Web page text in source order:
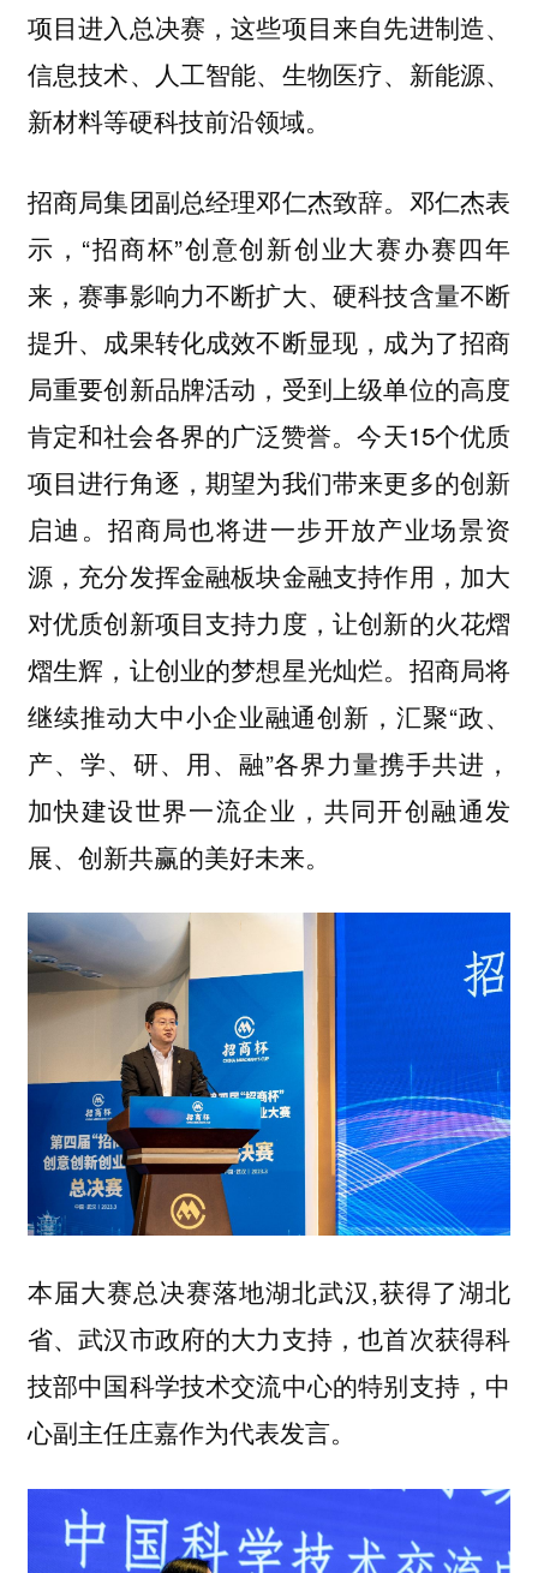
项目进入总决赛，这些项目来自先进制造、
信息技术、人工智能、生物医疗、新能源、
新材料等硬科技前沿领域。
招商局集团副总经理邓仁杰致辞。邓仁杰表
示，“招商杯”创意创新创业大赛办赛四年
来，赛事影响力不断扩大、硬科技含量不断
提升、成果转化成效不断显现，成为了招商
局重要创新品牌活动，受到上级单位的高度
肯定和社会各界的广泛赞誉。今天15个优质
项目进行角逐，期望为我们带来更多的创新
启迪。招商局也将进一步开放产业场景资
源，充分发挥金融板块金融支持作用，加大
对优质创新项目支持力度，让创新的火花熠
熠生辉，让创业的梦想星光灿烂。招商局将
继续推动大中小企业融通创新，汇聚“政、
产、学、研、用、融”各界力量携手共进，
加快建设世界一流企业，共同开创融通发
展、创新共赢的美好未来。
本届大赛总决赛落地湖北武汉,获得了湖北
省、武汉市政府的大力支持，也首次获得科
技部中国科学技术交流中心的特别支持，中
心副主任庄嘉作为代表发言。